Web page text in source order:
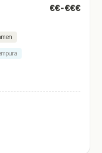
€€-€€€